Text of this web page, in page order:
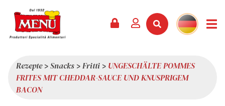
KATALOG
SERVICES
NEUHEITEN
PRÄMIEN
ÜBER UNS
QUALITÄT
Rezepte>Snacks >Fritti > UNGESCHÄLTE POMMES
FRITES MIT CHEDDAR-SAUCE UND KNUSPRIGEM
BACON